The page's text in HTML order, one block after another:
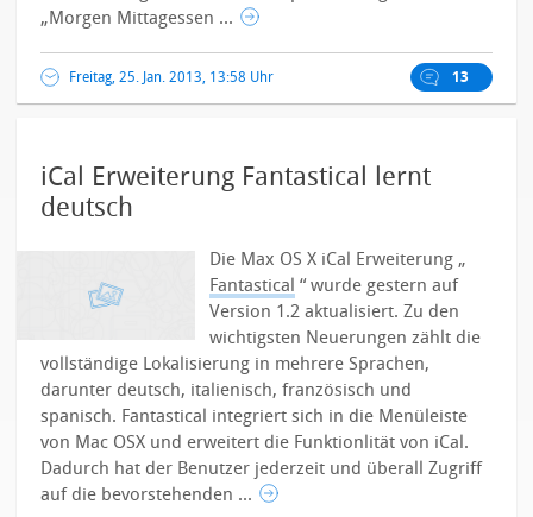
„Morgen Mittagessen ...
Freitag, 25. Jan. 2013, 13:58 Uhr 13
iCal Erweiterung Fantastical lernt
deutsch
Die Max OS X iCal Erweiterung „
Fantastical “ wurde gestern auf
Version 1.2 aktualisiert. Zu den
wichtigsten Neuerungen zählt die
vollständige Lokalisierung in mehrere Sprachen,
darunter deutsch, italienisch, französisch und
spanisch. Fantastical integriert sich in die Menüleiste
von Mac OSX und erweitert die Funktionlität von iCal.
Dadurch hat der Benutzer jederzeit und überall Zugriff
auf die bevorstehenden ...